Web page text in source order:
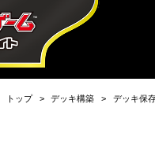
トップ デッキ構築 デッキ保